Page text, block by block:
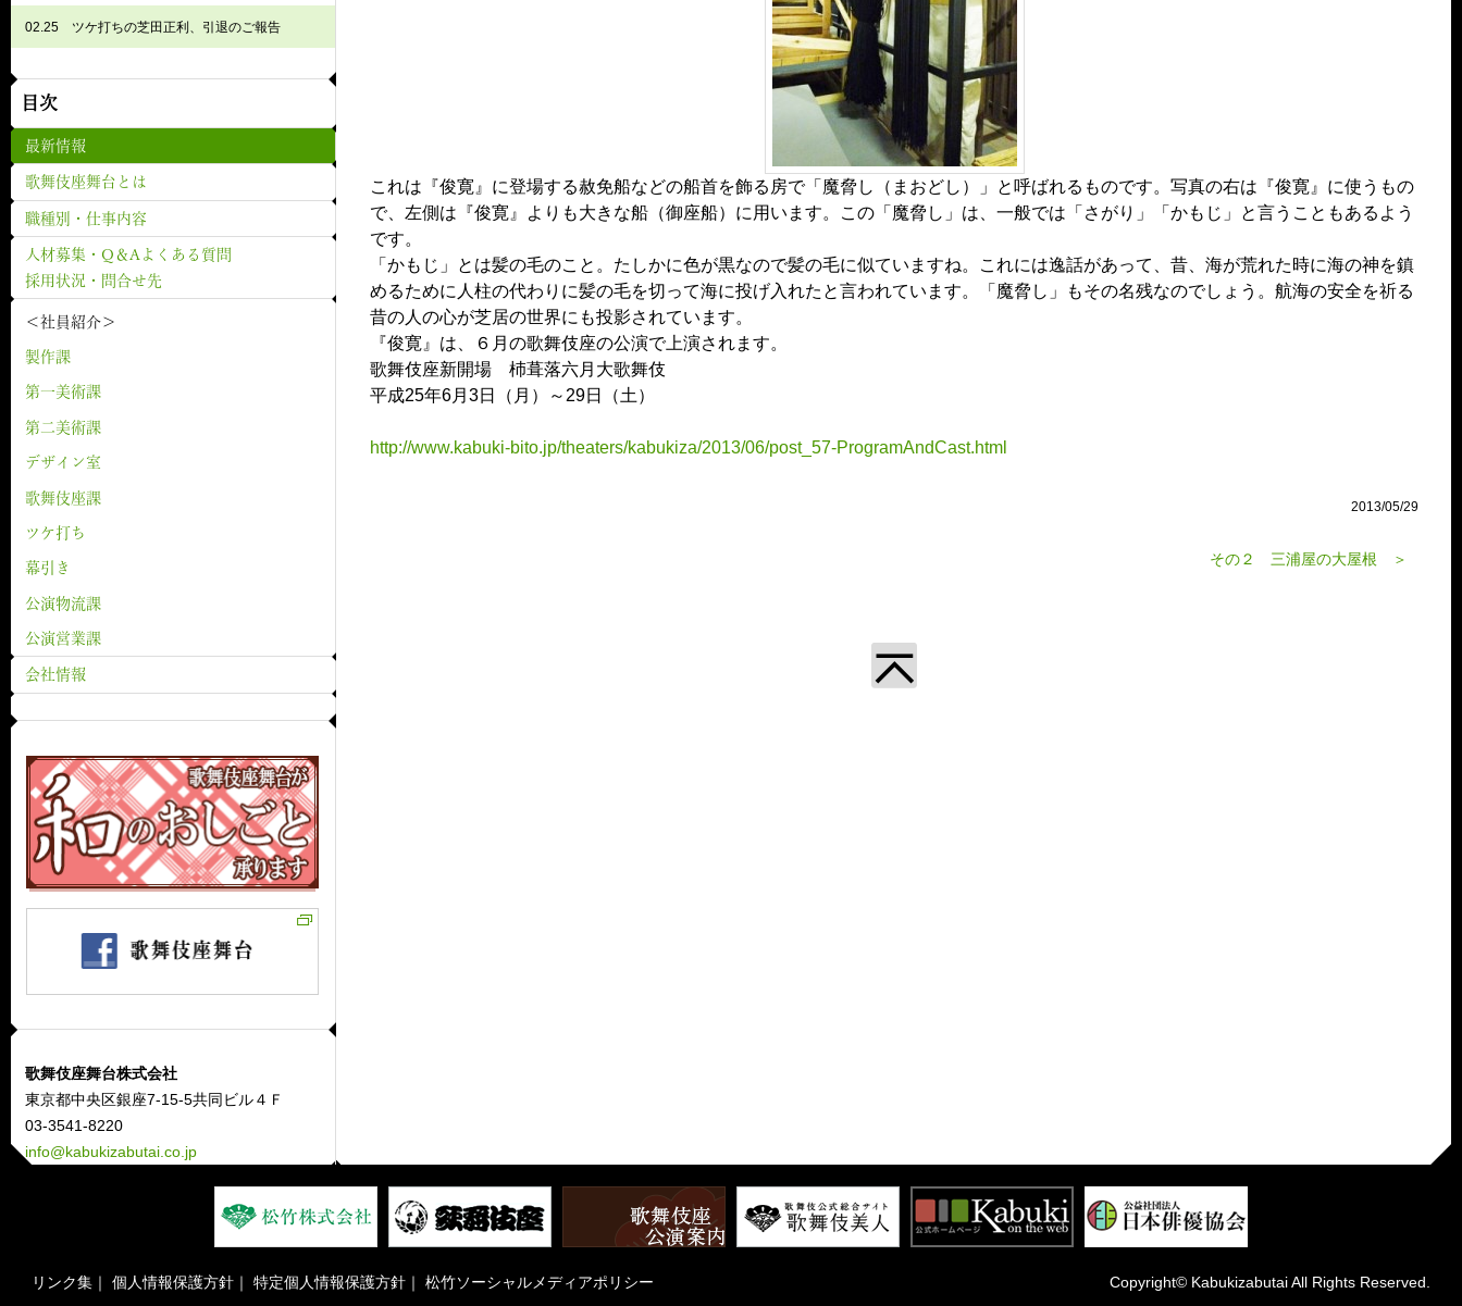
これは『俊寛』に登場する赦免船などの船首を飾る房で「魔脅し（まおどし）」と呼ばれるものです。写真の右は『俊寛』に使うもの
で、左側は『俊寛』よりも大きな船（御座船）に用います。この「魔脅し」は、一般では「さがり」「かもじ」と言うこともあるよう
です。
「かもじ」とは髪の毛のこと。たしかに色が黒なので髪の毛に似ていますね。これには逸話があって、昔、海が荒れた時に海の神を鎮
めるために人柱の代わりに髪の毛を切って海に投げ入れたと言われています。「魔脅し」もその名残なのでしょう。航海の安全を祈る
昔の人の心が芝居の世界にも投影されています。
『俊寛』は、６月の歌舞伎座の公演で上演されます。
歌舞伎座新開場 杮葺落六月大歌舞伎
平成25年6月3日（月）～29日（土）
http://www.kabuki-bito.jp/theaters/kabukiza/2013/06/post_57-ProgramAndCast.html
2013/05/29
その２ 三浦屋の大屋根 ＞
02.25 ツケ打ちの芝田正利、引退のご報告
目次
最新情報
歌舞伎座舞台とは
職種別・仕事内容
人材募集・Q＆Aよくある質問
採用状況・問合せ先
＜社員紹介＞
製作課
第一美術課
第二美術課
デザイン室
歌舞伎座課
ツケ打ち
幕引き
公演物流課
公演営業課
会社情報
歌舞伎座舞台株式会社
東京都中央区銀座7-15-5共同ビル４Ｆ
03-3541-8220
info@kabukizabutai.co.jp
リンク集｜ 個人情報保護方針｜ 特定個人情報保護方針｜ 松竹ソーシャルメディアポリシー Copyright© Kabukizabutai All Rights Reserved.